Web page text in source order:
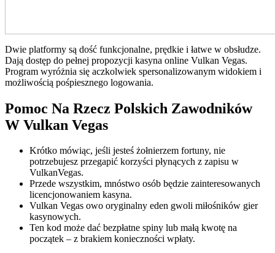
Dwie platformy są dość funkcjonalne, prędkie i łatwe w obsłudze.
Dają dostęp do pełnej propozycji kasyna online Vulkan Vegas.
Program wyróżnia się aczkolwiek spersonalizowanym widokiem i
możliwością pośpiesznego logowania.
Pomoc Na Rzecz Polskich Zawodników
W Vulkan Vegas
Krótko mówiąc, jeśli jesteś żołnierzem fortuny, nie
potrzebujesz przegapić korzyści płynących z zapisu w
VulkanVegas.
Przede wszystkim, mnóstwo osób będzie zainteresowanych
licencjonowaniem kasyna.
Vulkan Vegas owo oryginalny eden gwoli miłośników gier
kasynowych.
Ten kod może dać bezpłatne spiny lub małą kwotę na
początek – z brakiem konieczności wpłaty.